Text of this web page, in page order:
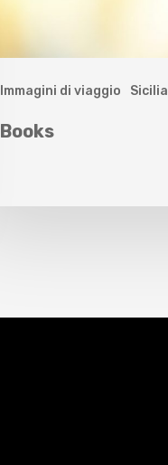
Immagini di viaggio Sicilia
Books